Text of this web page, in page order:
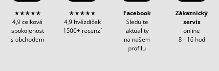
★★★★★
4,9 celková
spokojenost
s obchodem
★★★★★
4,9 hvězdiček
1500+ recenzí
Facebook
Sledujte
aktuality
na našem
profilu
Zákaznický
servis
online
8 - 16 hod